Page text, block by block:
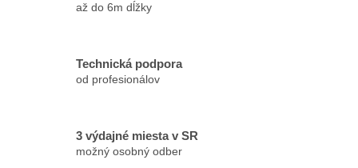
až do 6m dĺžky
Technická podpora
od profesionálov
3 výdajné miesta v SR
možný osobný odber